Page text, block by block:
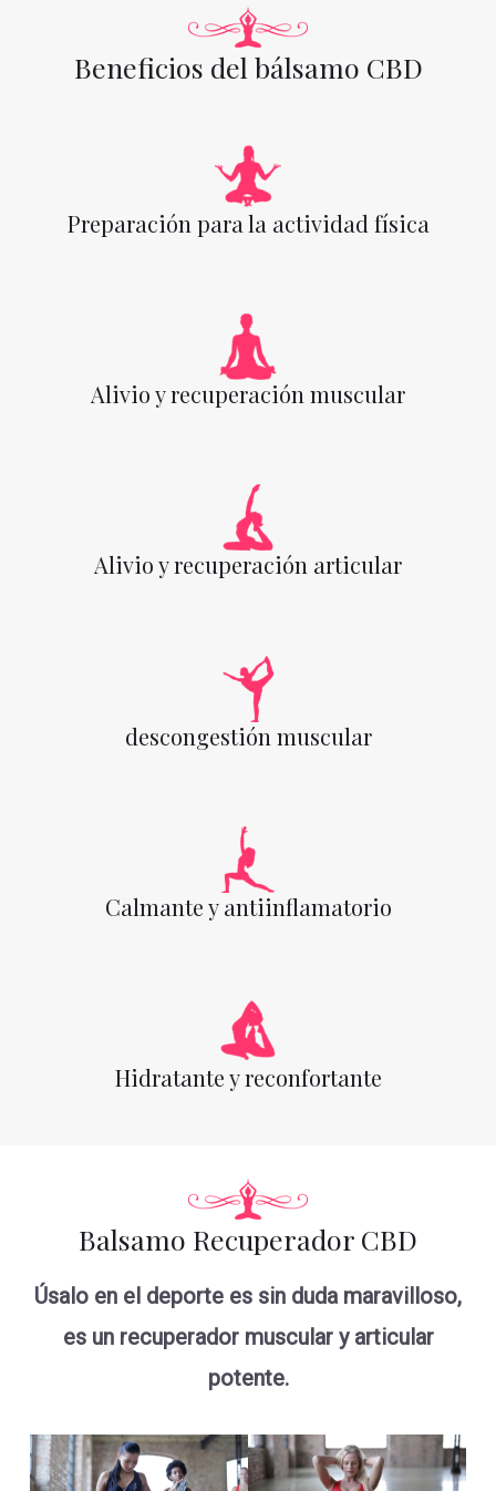
Beneficios del bálsamo CBD
Preparación para la actividad física
Alivio y recuperación muscular
Alivio y recuperación articular
descongestión muscular
Calmante y antiinflamatorio
Hidratante y reconfortante
Balsamo Recuperador CBD
Úsalo en el deporte es sin duda maravilloso,
es un recuperador muscular y articular
potente.